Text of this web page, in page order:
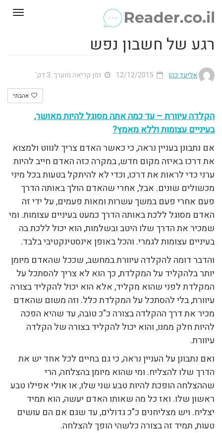
רגע של חשבון נפש
אליעד כהן זמן קריאה מוערך: 3 דק'
אהבתי
הקלדה עיוורת – עד כמה אתה מסוגל להיות מאושר,
בעיניים עצומות וללא מאמץ?
אם נתבונן בעניין נראה, כי כאשר האדם צריך לנווט ולמצוא
את דרכו באיזה מקום חדש, במקרה כזה האדם חייב להיות
ערני כדי לראות את דרכו, וכדי לא להיתקל בטעות בכל מיני
מכשולים שונים. אבל, אחרי שהאדם הולך באותה הדרך
פעם אחרי פעם במשך עשרות ומאות פעמים, על ידי זה
האדם מסוגל ללכת באותה הדרך כמעט בעיניים עצומות. ומי
שמכיר את הדרך שלו היטב ובשלמות, הוא יכול ללכת בה
בעיניים עצומות לגמרי. והכל באופן אינסטינקטיבי בלבד.
והדבר דומה להקלדה עיוורת במחשב, שככל שהאדם מיומן
יותר בלהקליד על המקלדת, כך הוא לא צריך להסתכל על
המקלדת לפני שהוא מקליד, אלא הוא יכול להקליד בצורה
עיוורת, בלי להסתכל על המקלדת כלל. וזה משום שהאדם
מכיר את דרך ההקלדה בצורה כ"כ טובה, עד שהיא הפכה
להיות חלק ממנו, והוא יכול להקליד בצורה של הקלדה
עיוורת.
ואם נתבונן על העניין נראה, כי גם בחיים לכל אחד יש את
הדרך שלו להצליח. ומי שהוא מיומן בהצלחה, הרי
שההצלחה הופכת להיות טבע שני שלו, או אולי אפילו טבע
ראשון שלו. ואז כל מה שאותו האדם יעשה, הוא תמיד
יצליח. ויש מצליחנים כ"כ גדולים, עד שגם אם הם עושים
טעות, תמיד זה בצורה כלשהי הופך להצלחה.